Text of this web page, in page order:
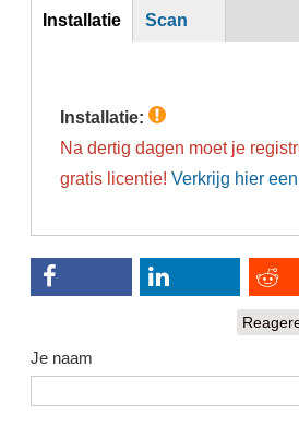
Inst
Installatie
Scan
Installatie:
Na dertig dagen moet je
gratis licentie!Verkrijg hier
Je naam